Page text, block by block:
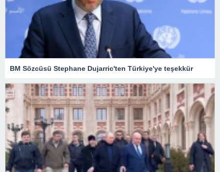
BM Sözcüsü Stephane Dujarric'ten Türkiye'ye teşekkür